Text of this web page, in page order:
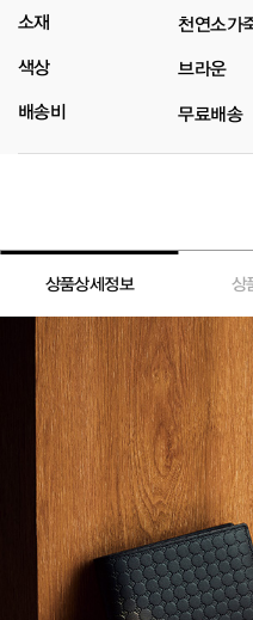
소재 천연소가
색상 브라운
배송비 무료배송
상품상세정보 상